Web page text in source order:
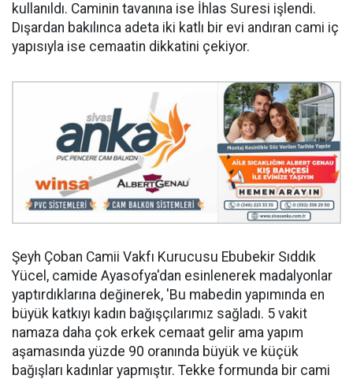
kullanıldı. Caminin tavanına ise İhlas Suresi işlendi.
Dışardan bakılınca adeta iki katlı bir evi andıran cami iç
yapısıyla ise cemaatin dikkatini çekiyor.
Şeyh Çoban Camii Vakfı Kurucusu Ebubekir Sıddık
Yücel, camide Ayasofya'dan esinlenerek madalyonlar
yaptırdıklarına değinerek, 'Bu mabedin yapımında en
büyük katkıyı kadın bağışçılarımız sağladı. 5 vakit
namaza daha çok erkek cemaat gelir ama yapım
aşamasında yüzde 90 oranında büyük ve küçük
bağışları kadınlar yapmıştır. Tekke formunda bir cami